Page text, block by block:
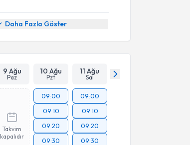
Daha Fazla Göster
9 Ağu
Paz
10 Ağu
Pzt
11 Ağu
Sal
Takvim
kapalıdır
09:00
09:10
09:20
09:30
09:00
09:10
09:20
09:30